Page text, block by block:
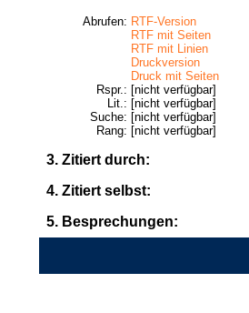
Abrufen: RTF-Version
RTF mit Seiten
RTF mit Linien
Druckversion
Druck mit Seiten
Rspr.: [nicht verfügbar]
Lit.: [nicht verfügbar]
Suche: [nicht verfügbar]
Rang: [nicht verfügbar]
3. Zitiert durch:
4. Zitiert selbst:
5. Besprechungen: